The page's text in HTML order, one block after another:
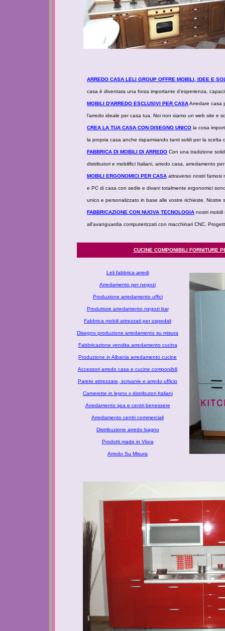
ARREDO CASA LELI GROUP OFFRE MOBILI, IDEE E
casa è diventata una forza importante d'esperienza,
MOBILI D'ARREDO ESCLUSIVI PER CASAArredare casa
l'arredo ideale per casa tua. Noi non siamo un web site e
CREA LA TUA CASA CON DISEGNO UNICO la cosa
la propria casa anche risparmiando tanti soldi per la
FABBRICA DI MOBILI DI ARREDO Con una tradizione
distributori e mobilifici Italiani, arredo casa, arredamento
MOBILI ERGONOMICI PER CASA attraverso nostri famosi
e PC di casa con sedie e divani totalmente ergonomici
unico e personalizzato in base alle vostre richieste.
FABBRICAZIONE CON NUOVA TECNOLOGIA nostri mobili
all'avanguardia computerizzati con macchinari CNC.
CUCINE COMPONIBILI FORNITURE
Leli fabbrica arredi
Arredamento per negozi
Produzione arredamento uffici
Produttore arredamento negozi bar
Fabbrica mobili attrezzati per ospedali
Disegno produzione arredamento su misura
Fabbricazione vendita arredamento cucina
Produzione in Albania arredamento cucine
Accessori arredo casa e cucine componibili
Parete attrezzate, scrivanie e arredo ufficio
Camerette in legno x distributori Italiani
Arredamento spa e centri benessere
Arredamento centri commerciali
Distribuzione arredo bagno
Prodotti made in Vlora
Arredo Su Misura